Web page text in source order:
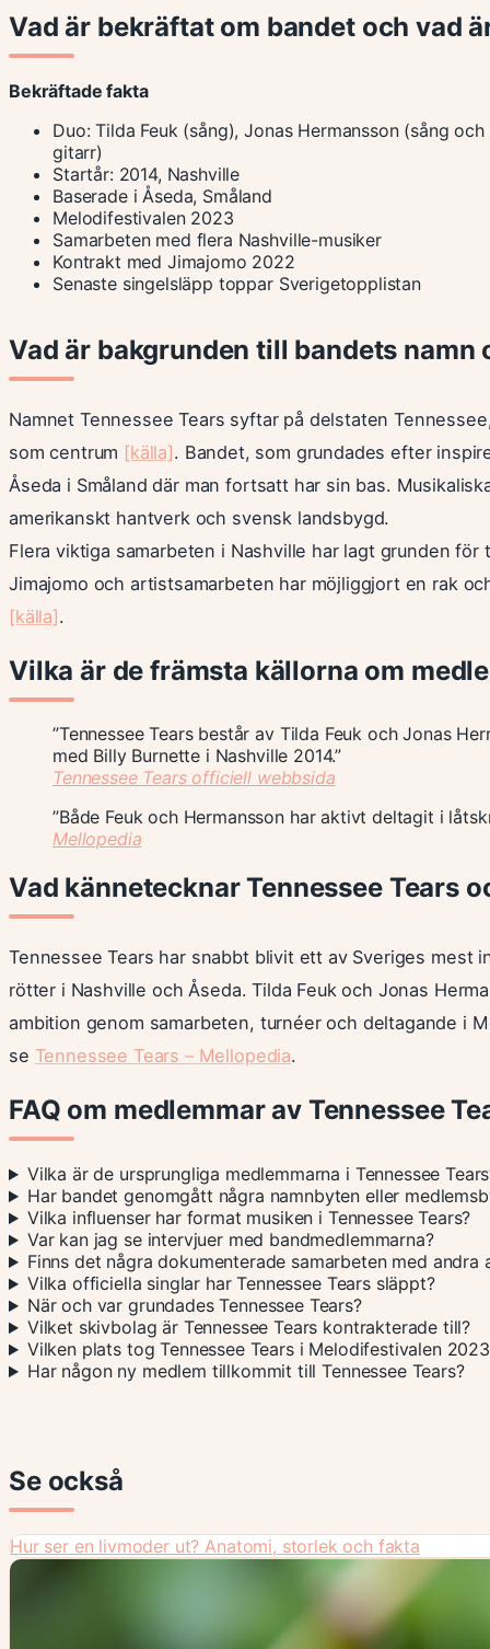
Vad är bekräftat om bandet och vad
Bekräftade fakta
Duo: Tilda Feuk (sång), Jonas Hermansson (sång och
gitarr)
Startår: 2014, Nashville
Baserade i Åseda, Småland
Melodifestivalen 2023
Samarbeten med flera Nashville-musiker
Kontrakt med Jimajomo 2022
Senaste singelsläpp toppar Sverigetopplistan
Vad är bakgrunden till bandets
Namnet Tennessee Tears syftar på delstaten
som centrum [källa]. Bandet, som grundades efter
Åseda i Småland där man fortsatt har sin bas.
amerikanskt hantverk och svensk landsbygd.
Flera viktiga samarbeten i Nashville har lagt grunden
Jimajomo och artistsamarbeten har möjliggjort en rak
[källa].
Vilka är de främsta källorna om
”Tennessee Tears består av Tilda Feuk och Jonas
med Billy Burnette i Nashville 2014.”
Tennessee Tears officiell webbsida
”Både Feuk och Hermansson har aktivt deltagit i
Mellopedia
Vad kännetecknar Tennessee Tears
Tennessee Tears har snabbt blivit ett av Sveriges mest
rötter i Nashville och Åseda. Tilda Feuk och Jonas
ambition genom samarbeten, turnéer och deltagande i
se Tennessee Tears – Mellopedia.
FAQ om medlemmar av Tennessee
Vilka är de ursprungliga medlemmarna i Tennessee
Har bandet genomgått några namnbyten eller
Vilka influenser har format musiken i Tennessee Tears?
Var kan jag se intervjuer med bandmedlemmarna?
Finns det några dokumenterade samarbeten med andra
Vilka officiella singlar har Tennessee Tears släppt?
När och var grundades Tennessee Tears?
Vilket skivbolag är Tennessee Tears kontrakterade till?
Vilken plats tog Tennessee Tears i Melodifestivalen
Har någon ny medlem tillkommit till Tennessee Tears?
Se också
Hur ser en livmoder ut? Anatomi, storlek och fakta